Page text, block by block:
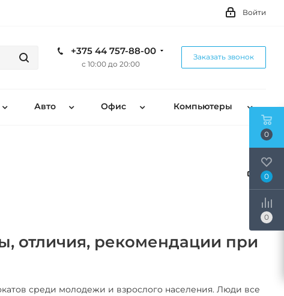
Войти
+375 44 757-88-00
с 10:00 до 20:00
Заказать звонок
Авто Офис Компьютеры
отличия, рекомендации при
среди молодежи и взрослого населения. Люди все
0
0
0